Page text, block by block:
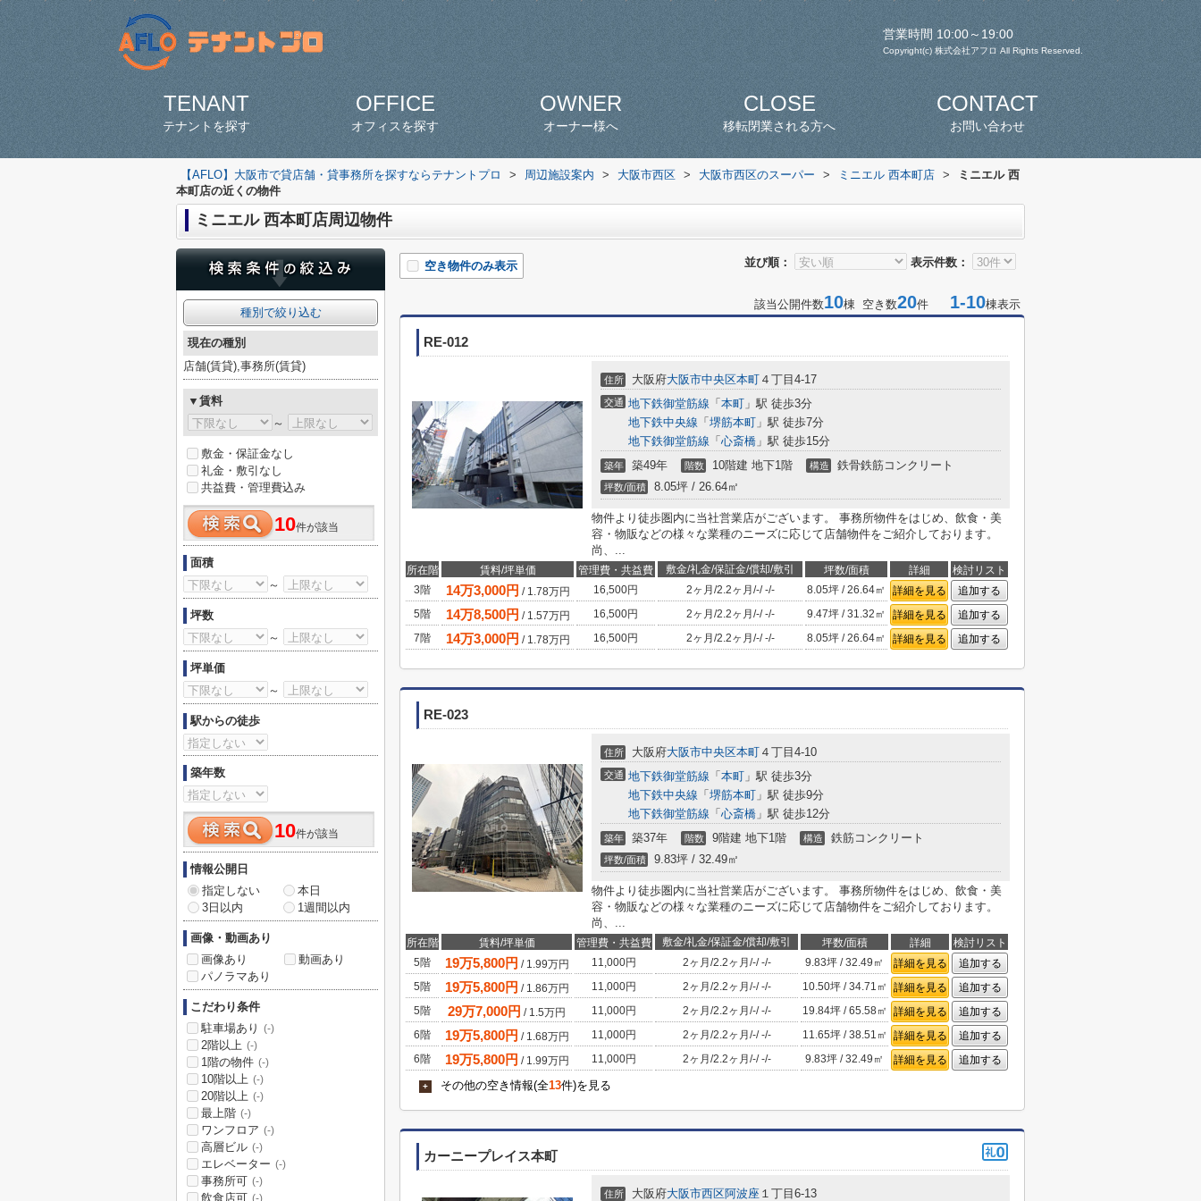
営業時間 10:00～19:00
Copyright(c) 株式会社アフロ All Rights Reserved.
TENANT
テナントを探す
OFFICE
オフィスを探す
OWNER
オーナー様へ
CLOSE
移転閉業される方へ
CONTACT
お問い合わせ
【AFLO】大阪市で貸店舗・貸事務所を探すならテナントプロ > 周辺施設案内 > 大阪市西区 > 大阪市西区のスーパー > ミニエル 西本町店 >
ミニエル 西
本町店の近くの物件
ミニエル 西本町店周辺物件
並び順： 表示件数：
空き物件のみ表示
該当公開件数10棟 空き数20件 1-10棟表示
RE-012
住所 大阪府大阪市中央区本町 ４丁目4-17
交通 地下鉄御堂筋線 「 本町 」駅 徒歩3分
地下鉄中央線 「 堺筋本町 」駅 徒歩7分
地下鉄御堂筋線 「 心斎橋 」駅 徒歩15分
築年 築49年 階数 10階建 地下1階 構造 鉄骨鉄筋コンクリート
坪数/面積 8.05坪 / 26.64㎡
物件より徒歩圏内に当社営業店がございます。 事務所物件をはじめ、飲食・美
容・物販などの様々な業種のニーズに応じて店舗物件をご紹介しております。
尚、...
所在階 賃料/坪単価 管理費・共益費 敷金/礼金/保証金/償却/敷引 坪数/面積 詳細
検討リスト
3階
14万3,000円 / 1.78万円 16,500円 2ヶ月 /2.2ヶ月 /-/-/- 8.05坪 / 26.64㎡ 詳細を見る
追加する
5階
14万8,500円 / 1.57万円 16,500円 2ヶ月 /2.2ヶ月 /-/-/- 9.47坪 / 31.32㎡ 詳細を見る
追加する
7階
14万3,000円 / 1.78万円 16,500円 2ヶ月 /2.2ヶ月 /-/-/- 8.05坪 / 26.64㎡ 詳細を見る 追加する
RE-023
住所 大阪府大阪市中央区本町 ４丁目4-10
交通 地下鉄御堂筋線 「 本町 」駅 徒歩3分
地下鉄中央線 「 堺筋本町 」駅 徒歩9分
地下鉄御堂筋線 「 心斎橋 」駅 徒歩12分
築年 築37年 階数 9階建 地下1階 構造 鉄筋コンクリート
坪数/面積 9.83坪 / 32.49㎡
物件より徒歩圏内に当社営業店がございます。 事務所物件をはじめ、飲食・美
容・物販などの様々な業種のニーズに応じて店舗物件をご紹介しております。
尚、...
所在階 賃料/坪単価 管理費・共益費 敷金/礼金/保証金/償却/敷引 坪数/面積 詳細
検討リスト
5階
19万5,800円 / 1.99万円 11,000円 2ヶ月 /2.2ヶ月 /-/-/- 9.83坪 / 32.49㎡ 詳細を見る
追加する
5階
19万5,800円 / 1.86万円 11,000円 2ヶ月 /2.2ヶ月 /-/-/- 10.50坪 / 34.71㎡ 詳細を見る
追加する
5階
29万7,000円 / 1.5万円 11,000円 2ヶ月 /2.2ヶ月 /-/-/- 19.84坪 / 65.58㎡ 詳細を見る
追加する
6階
19万5,800円 / 1.68万円 11,000円 2ヶ月 /2.2ヶ月 /-/-/- 11.65坪 / 38.51㎡ 詳細を見る
追加する
6階
19万5,800円 / 1.99万円 11,000円 2ヶ月 /2.2ヶ月 /-/-/- 9.83坪 / 32.49㎡ 詳細を見る 追加する
+ その他の空き情報(全13件)を見る
カーニープレイス本町
住所 大阪府大阪市西区阿波座 １丁目6-13
種別で絞り込む
現在の種別
店舗(賃貸),事務所(賃貸)
▼賃料
～
敷金・保証金なし
礼金・敷引なし
共益費・管理費込み
10件が該当
面積
～
坪数
～
坪単価
～
駅からの徒歩
築年数
10件が該当
情報公開日
指定しない
本日
3日以内
1週間以内
画像・動画あり
画像あり
動画あり
パノラマあり
こだわり条件
駐車場あり
(-)
2階以上 (-)
1階の物件 (-)
10階以上 (-)
20階以上 (-)
最上階 (-)
ワンフロア (-)
高層ビル (-)
エレベーター (-)
事務所可 (-)
飲食店可 (-)